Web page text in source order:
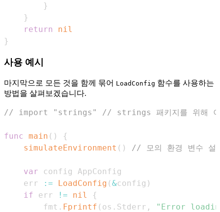
}
}
return
nil
}
사용 예시
마지막으로 모든 것을 함께 묶어 LoadConfig 함수를 사용하는
방법을 살펴보겠습니다.
// import "strings" // strings 패키지를 위해 이
func main ( )
{
simulateEnvironment ( ) // 모의 환경 변수 설
var
	err
:= LoadConfig (&config )
if err != nil
{
		fmt
. Fprintf ( os . Stderr ,
"Error